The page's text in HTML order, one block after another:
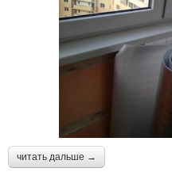
читать дальше →